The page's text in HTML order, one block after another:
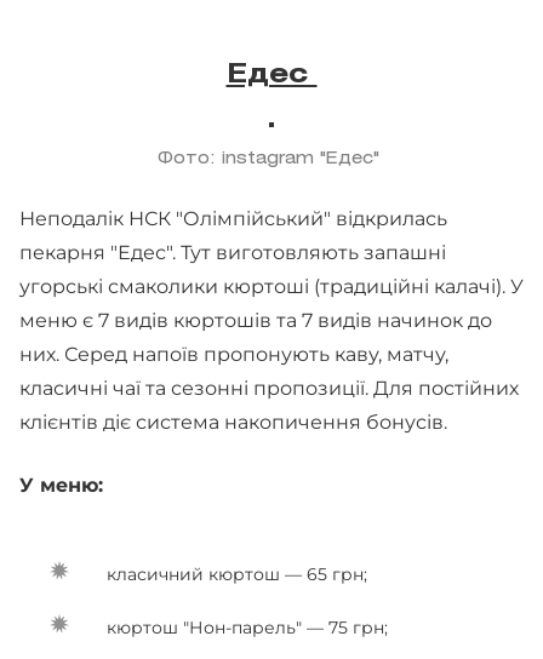
Едес
Фото: instagram "Едес"
Неподалік НСК "Олімпійський" відкрилась
пекарня "Едес". Тут виготовляють запашні
угорські смаколики кюртоші (традиційні калачі). У
меню є 7 видів кюртошів та 7 видів начинок до
них. Серед напоїв пропонують каву, матчу,
класичні чаї та сезонні пропозиції. Для постійних
клієнтів діє система накопичення бонусів.
У меню:
класичний кюртош — 65 грн;
кюртош "Нон-парель" — 75 грн;